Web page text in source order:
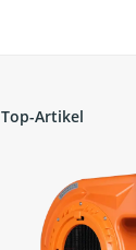
Top-Artikel